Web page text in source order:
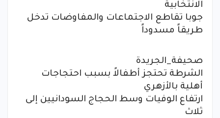
الانتخابية
جوبا تقاطع الاجتماعات والمفاوضات تدخل
طريقاً مسدوداً
صحيفة_الجريدة
الشرطة تحتجز أطفالاً بسبب احتجاجات
أهلية بالأزهري
ارتفاع الوفيات وسط الحجاج السودانيين إلى
ثلاث